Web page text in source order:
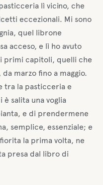
lì vicino, che
eccezionali. Mi sono
quel librone
acceso, e lì ho avuto
primi capitoli, quelli che
marzo fino a maggio.
tra la pasticceria e
è salita una voglia
e di prendermene
semplice, essenziale; e
la prima volta, ne
presa dal libro di